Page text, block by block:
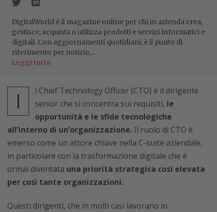
DigitalWorld è il magazine online per chi in azienda crea,
gestisce, acquista o utilizza prodotti e servizi informatici e
digitali. Con aggiornamenti quotidiani, è il punto di
riferimento per notizie,...
Leggi tutto
I
l Chief Technology Officer (CTO) è il dirigente
senior che si concentra sui requisiti, le
opportunità e le sfide tecnologiche
all’interno di un’organizzazione. Il ruolo di CTO è
emerso come un attore chiave nella C-suite aziendale,
in particolare con la trasformazione digitale che è
ormai diventata una priorità strategica così elevata
per così tante organizzazioni.
Questi dirigenti, che in molti casi lavorano in